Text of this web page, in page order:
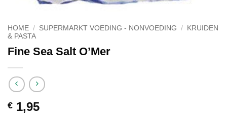
HOME / SUPERMARKT VOEDING - NONVOEDING /
KRUIDEN
& PASTA
Fine Sea Salt O’Mer
€ 1,95